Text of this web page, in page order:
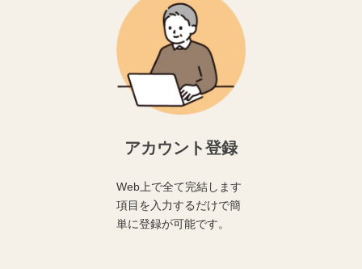
アカウント登録
Web上で全て完結します
項目を入力するだけで簡
単に登録が可能です。